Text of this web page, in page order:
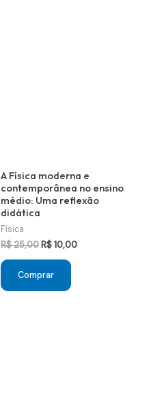
A Física moderna e
contemporânea no ensino
médio: Uma reflexão
didática
Física
R$25,00O
original
era:
R$ 25,00.
R$10,00O
Comprar